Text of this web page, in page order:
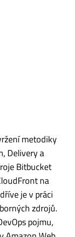
metodiky
Delivery a
Bitbucket
na
je v práci
zdrojů.
pojmu,